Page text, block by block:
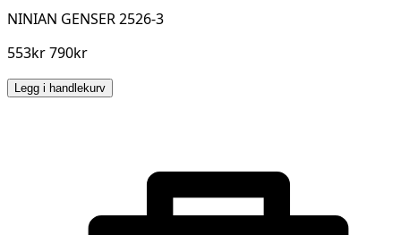
NINIAN GENSER 2526-3
553kr 790kr
Legg i handlekurv